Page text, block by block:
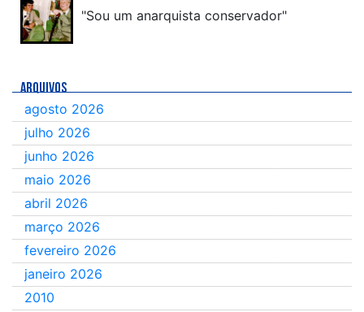
"Sou um anarquista conservador"
ARQUIVOS
agosto 2026
julho 2026
junho 2026
maio 2026
abril 2026
março 2026
fevereiro 2026
janeiro 2026
2010